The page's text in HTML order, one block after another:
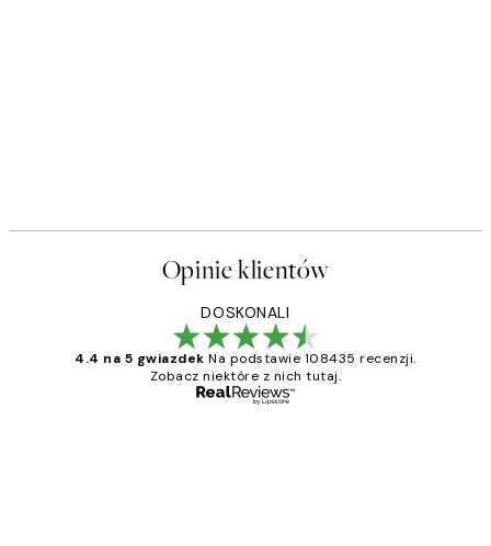
Opinie klientów
DOSKONALI
4.4 na 5 gwiazdek Na podstawie 108435 recenzji.
Zobacz niektóre z nich tutaj.